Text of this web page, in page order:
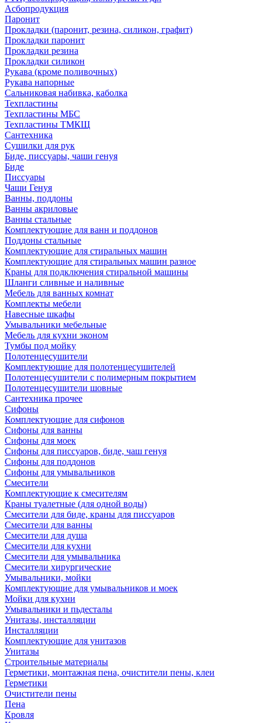
Асбопродукция
Паронит
Прокладки (паронит, резина, силикон, графит)
Прокладки паронит
Прокладки резина
Прокладки силикон
Рукава (кроме поливочных)
Рукава напорные
Сальниковая набивка, каболка
Техпластины
Техпластины МБС
Техпластины ТМКЩ
Сантехника
Сушилки для рук
Биде, писсуары, чаши генуя
Биде
Писсуары
Чаши Генуя
Ванны, поддоны
Ванны акриловые
Ванны стальные
Комплектующие для ванн и поддонов
Поддоны стальные
Комплектующие для стиральных машин
Комплектующие для стиральных машин разное
Краны для подключения стиральной машины
Шланги сливные и наливные
Мебель для ванных комнат
Комплекты мебели
Навесные шкафы
Умывальники мебельные
Мебель для кухни эконом
Тумбы под мойку
Полотенцесушители
Комплектующие для полотенцесушителей
Полотенцесушители с полимерным покрытием
Полотенцесушители шовные
Сантехника прочее
Сифоны
Комплектующие для сифонов
Сифоны для ванны
Сифоны для моек
Сифоны для писсуаров, биде, чаш генуя
Сифоны для поддонов
Сифоны для умывальников
Смесители
Комплектующие к смесителям
Краны туалетные (для одной воды)
Смесители для биде, краны для писсуаров
Смесители для ванны
Смесители для душа
Смесители для кухни
Смесители для умывальника
Смесители хирургические
Умывальники, мойки
Комплектующие для умывальников и моек
Мойки для кухни
Умывальники и пьдесталы
Унитазы, инсталляции
Инсталляции
Комплектующие для унитазов
Унитазы
Строительные материалы
Герметики, монтажная пена, очистители пены, клеи
Герметики
Очистители пены
Пена
Кровля